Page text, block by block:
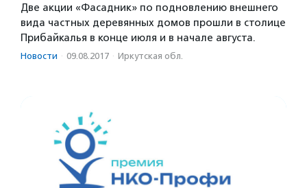
Две акции «Фасадник» по подновлению внешнего
вида частных деревянных домов прошли в столице
Прибайкалья в конце июля и в начале августа.
Новости · 09.08.2017 · Иркутская обл.